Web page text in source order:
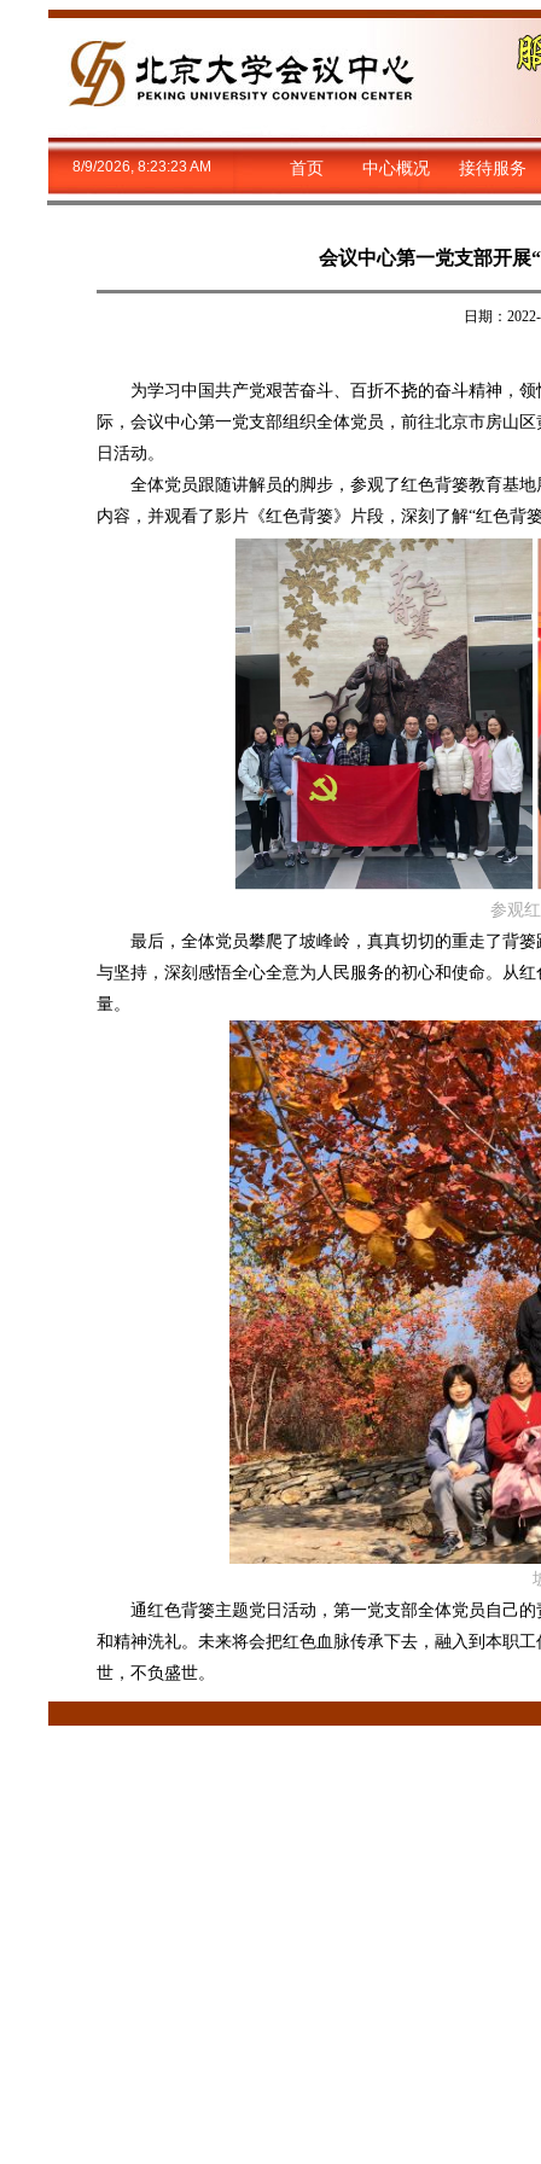
8/9/2026, 8:23:24 AM 首页 中心概况 接待服务
会议中心第一党支部开展
日期：
为学习中国共产党艰苦奋斗、百折不挠的奋斗精神，领
际，会议中心第一党支部组织全体党员，前往北京市房山
日活动。
全体党员跟随讲解员的脚步，参观了红色背篓教育基地
内容，并观看了影片《红色背篓》片段，深刻了解“红色背
参观
最后，全体党员攀爬了坡峰岭，真真切切的重走了背篓
与坚持，深刻感悟全心全意为人民服务的初心和使命。从
量。
通红色背篓主题党日活动，第一党支部全体党员自己的
和精神洗礼。未来将会把红色血脉传承下去，融入到本职
世，不负盛世。